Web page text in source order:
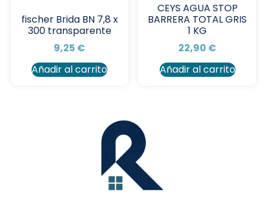
fischer Brida BN 7,8 x
300 transparente
9,25 €
Añadir al carrito
CEYS AGUA STOP
BARRERA TOTAL GRIS
1 KG
22,90 €
Añadir al carrito